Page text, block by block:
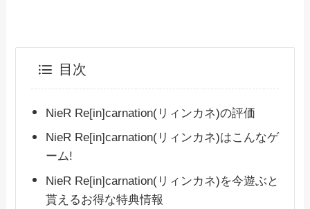
目次
NieR Re[in]carnation(リィンカネ)の評価
NieR Re[in]carnation(リィンカネ)はこんなゲ
ーム!
NieR Re[in]carnation(リィンカネ)を今遊ぶと
貰えるお得な特典情報